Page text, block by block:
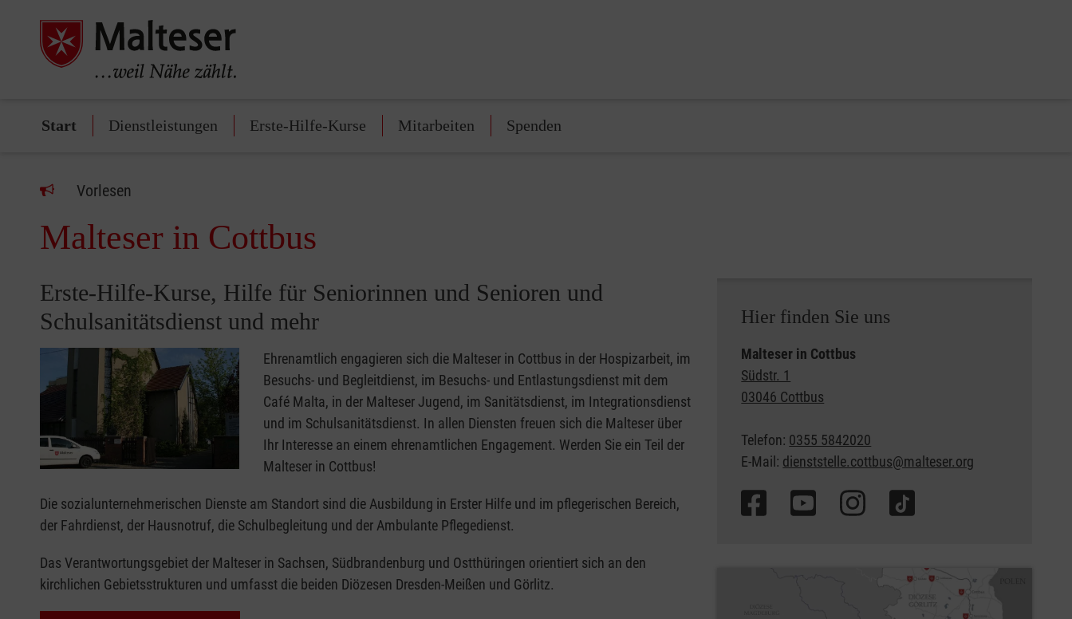
Start Dienstleistungen Erste-Hilfe-Kurse Mitarbeiten Spenden
Vorlesen
Malteser in Cottbus
Erste-Hilfe-Kurse, Hilfe für Seniorinnen und Senioren und
Schulsanitätsdienst und mehr
Ehrenamtlich engagieren sich die Malteser in Cottbus in der Hospizarbeit, im
Besuchs- und Begleitdienst, im Besuchs- und Entlastungsdienst mit dem
Café Malta, in der Malteser Jugend, im Sanitätsdienst, im Integrationsdienst
und im Schulsanitätsdienst. In allen Diensten freuen sich die Malteser über
Ihr Interesse an einem ehrenamtlichen Engagement. Werden Sie ein Teil der
Malteser in Cottbus!
Die sozialunternehmerischen Dienste am Standort sind die Ausbildung in Erster Hilfe und im pflegerischen Bereich,
der Fahrdienst, der Hausnotruf, die Schulbegleitung und der Ambulante Pflegedienst.
Das Verantwortungsgebiet der Malteser in Sachsen, Südbrandenburg und Ostthüringen orientiert sich an den
kirchlichen Gebietsstrukturen und umfasst die beiden Diözesen Dresden-Meißen und Görlitz.
Hier finden Sie uns
Malteser in Cottbus
Südstr. 1
03046 Cottbus
Telefon: 0355 5842020
E-Mail: dienststelle.cottbus@malteser.org